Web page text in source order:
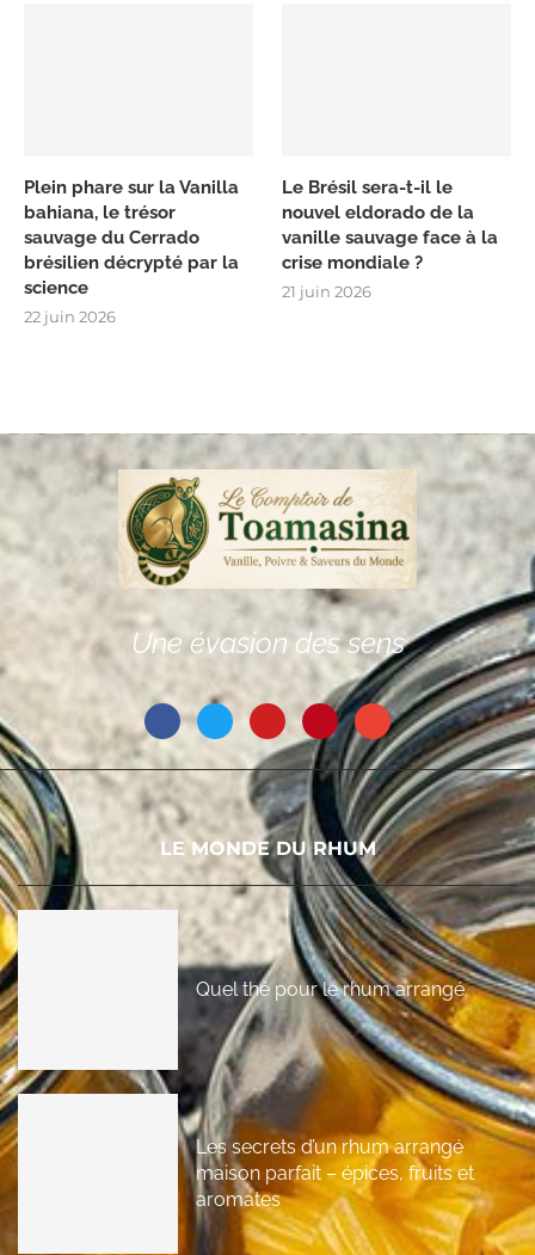
Plein phare sur la Vanilla
bahiana, le trésor
sauvage du Cerrado
brésilien décrypté par la
science
22 juin 2026
Le Brésil sera-t-il le
nouvel eldorado de la
vanille sauvage face à la
crise mondiale ?
21 juin 2026
Une évasion des sens
LE MONDE DU RHUM
Quel thé pour le rhum arrangé
Les secrets d’un rhum arrangé
maison parfait – épices, fruits et
aromates